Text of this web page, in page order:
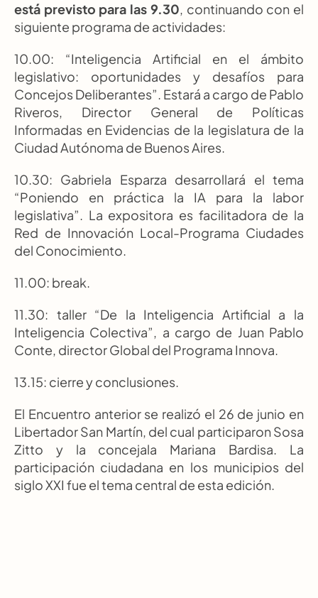
está previsto para las 9.30, continuando con el
siguiente programa de actividades:
10.00: “Inteligencia Artificial en el ámbito
legislativo: oportunidades y desafíos para
Concejos Deliberantes”. Estará a cargo de Pablo
Riveros, Director General de Políticas
Informadas en Evidencias de la legislatura de la
Ciudad Autónoma de Buenos Aires.
10.30: Gabriela Esparza desarrollará el tema
“Poniendo en práctica la IA para la labor
legislativa”. La expositora es facilitadora de la
Red de Innovación Local-Programa Ciudades
del Conocimiento.
11.00: break.
11.30: taller “De la Inteligencia Artificial a la
Inteligencia Colectiva”, a cargo de Juan Pablo
Conte, director Global del Programa Innova.
13.15: cierre y conclusiones.
El Encuentro anterior se realizó el 26 de junio en
Libertador San Martín, del cual participaron Sosa
Zitto y la concejala Mariana Bardisa. La
participación ciudadana en los municipios del
siglo XXI fue el tema central de esta edición.